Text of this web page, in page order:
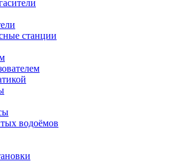
станции
водоёмов